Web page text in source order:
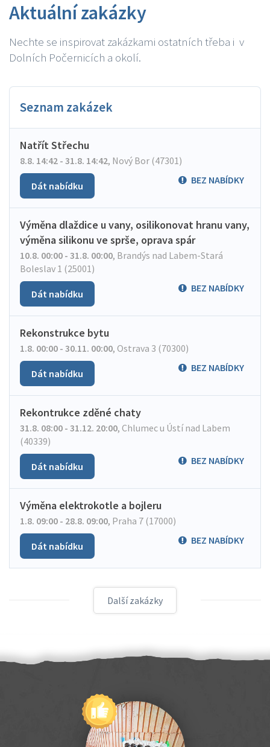
Aktuální zakázky
Nechte se inspirovat zakázkami ostatních třeba i v
Dolních Počernicích a okolí.
Seznam zakázek
Natřít Střechu
8.8. 14:42 - 31.8. 14:42, Nový Bor (47301)
BEZ NABÍDKY
Dát nabídku
Výměna dlaždice u vany, osilikonovat hranu vany,
výměna silikonu ve sprše, oprava spár
10.8. 00:00 - 31.8. 00:00, Brandýs nad Labem-Stará
Boleslav 1 (25001)
BEZ NABÍDKY
Dát nabídku
Rekonstrukce bytu
1.8. 00:00 - 30.11. 00:00, Ostrava 3 (70300)
BEZ NABÍDKY
Dát nabídku
Rekontrukce zděné chaty
31.8. 08:00 - 31.12. 20:00, Chlumec u Ústí nad Labem
(40339)
BEZ NABÍDKY
Dát nabídku
Výměna elektrokotle a bojleru
1.8. 09:00 - 28.8. 09:00, Praha 7 (17000)
BEZ NABÍDKY
Dát nabídku
Další zakázky